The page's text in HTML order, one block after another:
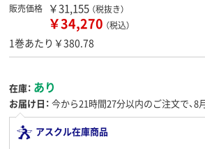
販売価格 ￥31,155 （税抜き）
￥34,270 （税込）
1巻あたり￥380.78
在庫： あり
お届け日： 今から21時間27分以内のご注文で、8
アスクル在庫商品